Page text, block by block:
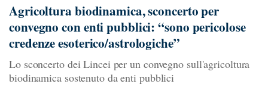
Agricoltura biodinamica, sconcerto per
convegno con enti pubblici: “sono pericolose
credenze esoterico/astrologiche”
Lo sconcerto dei Lincei per un convegno sull'agricoltura
biodinamica sostenuto da enti pubblici